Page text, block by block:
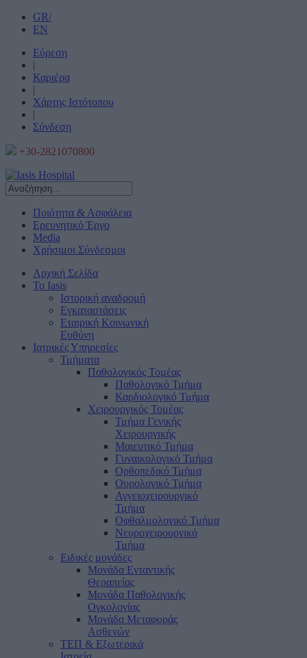
GR/
EN
Εύρεση
|
Καριέρα
|
Χάρτης Ιστότοπου
|
Σύνδεση
+30-2821070800
Ποιότητα & Ασφάλεια
Ερευνητικό Έργο
Media
Χρήσιμοι Σύνδεσμοι
Αρχική Σελίδα
Το Iasis
Ιστορική αναδρομή
Εγκαταστάσεις
Εταιρική Κοινωνική
Ευθύνη
Ιατρικές Υπηρεσίες
Τμήματα
Παθολογικός Τομέας
Παθολογικό Τμήμα
Καρδιολογικό Τμήμα
Χειρουργικός Τομέας
Τμήμα Γενικής
Χειρουργικής
Μαιευτικό Τμήμα
Γυναικολογικό Τμήμα
Ορθοπεδικό Τμήμα
Ουρολογικό Τμήμα
Αγγειοχειρουργικό
Τμήμα
Οφθαλμολογικό Τμήμα
Νευροχειρουργικό
Τμήμα
Ειδικές μονάδες
Μονάδα Ενταντικής
Θεραπείας
Μονάδα Παθολογικής
Ογκολογίας
Μονάδα Μεταφοράς
Ασθενών
ΤΕΠ & Εξωτερικά